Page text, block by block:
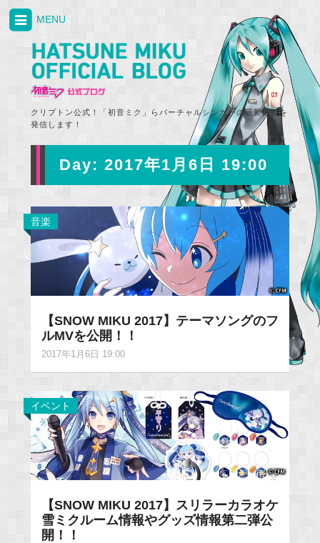
クリプトン公式！「初音ミク」らバーチャルシンガーの最新情報を
発信します！
MENU
Day: 2017年1月6日 19:00
音楽
【SNOW MIKU 2017】テーマソングのフ
ルMVを公開！！
2017年1月6日 19:00
イベント
【SNOW MIKU 2017】スリラーカラオケ
雪ミクルーム情報やグッズ情報第二弾公
開！！